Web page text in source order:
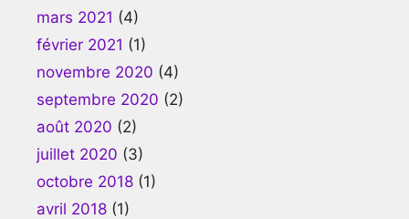
mars 2021 (4)
février 2021 (1)
novembre 2020 (4)
septembre 2020 (2)
août 2020 (2)
juillet 2020 (3)
octobre 2018 (1)
avril 2018 (1)